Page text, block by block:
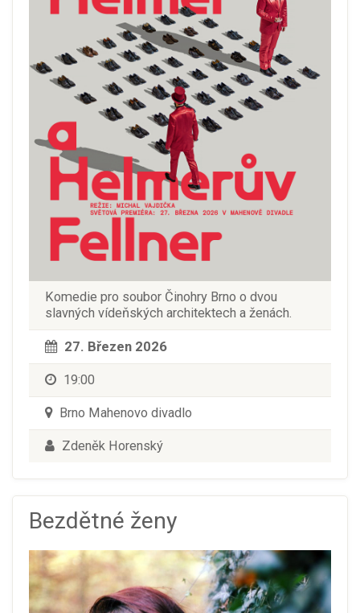
Komedie pro soubor Činohry Brno o dvou
slavných vídeňských architektech a ženách.
27. Březen 2026
19:00
Brno Mahenovo divadlo
Zdeněk Horenský
Bezdětné ženy